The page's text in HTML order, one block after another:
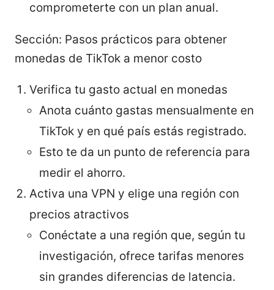
comprometerte con un plan anual.
Sección: Pasos prácticos para obtener
monedas de TikTok a menor costo
Verifica tu gasto actual en monedas
Anota cuánto gastas mensualmente en
TikTok y en qué país estás registrado.
Esto te da un punto de referencia para
medir el ahorro.
Activa una VPN y elige una región con
precios atractivos
Conéctate a una región que, según tu
investigación, ofrece tarifas menores
sin grandes diferencias de latencia.